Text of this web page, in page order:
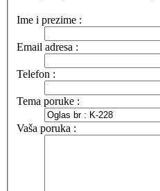
Ime i prezime :
Email adresa :
Telefon :
Tema poruke :
Vaša poruka :